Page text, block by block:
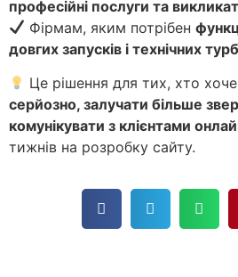
професійні послуги та
Фірмам, яким потрібен
довгих запусків і технічних
Це рішення для тих, хто хоче
серйозно, залучати більше
комунікувати з клієнтами
тижнів на розробку сайту.